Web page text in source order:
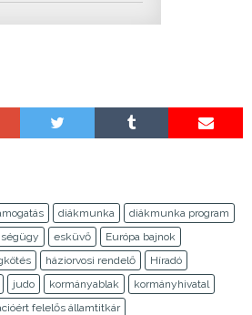
diákmunka
diákmunka program
esküvő
Európa bajnok
háziorvosi rendelő
Híradó
judo kormányablak
kormányhivatal
felelős államtitkár